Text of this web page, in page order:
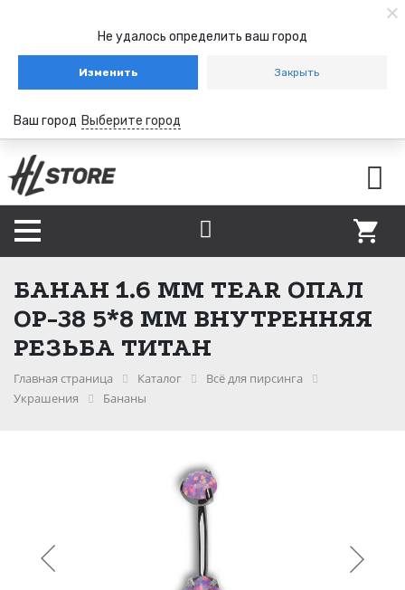
Не удалось определить ваш город
Изменить Закрыть
Ваш город Выберите город
БАНАН 1.6 ММ TEAR ОПАЛ
OP-38 5*8 ММ ВНУТРЕННЯЯ
РЕЗЬБА ТИТАН
Главная страница Каталог
Всё для пирсинга
Украшения
Бананы